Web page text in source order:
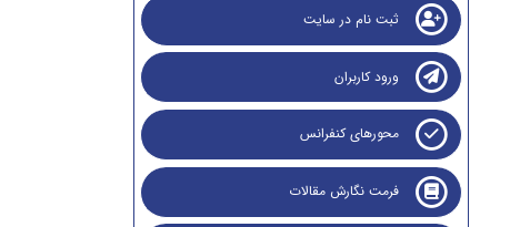
ثبت نام در سایت
ورود کاربران
محورهای کنفرانس
فرمت نگارش مقالات